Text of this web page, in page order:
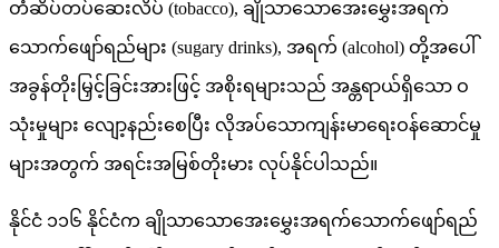
တံဆိပ်တပ်ဆေးလိပ် (tobacco), ချိုသာသောအေးမွှေးအရက်
သောက်ဖျော်ရည်များ (sugary drinks), အရက် (alcohol) တို့အပေါ်
အခွန်တိုးမြှင့်ခြင်းအားဖြင့် အစိုးရများသည် အန္တရာယ်ရှိသော ဝ
သုံးမှုများ လျော့နည်းစေပြီး လိုအပ်သောကျန်းမာရေးဝန်ဆောင်မှု
များအတွက် အရင်းအမြစ်တိုးမား လုပ်နိုင်ပါသည်။
နိုင်ငံ ၁၁၆ နိုင်ငံက ချိုသာသောအေးမွှေးအရက်သောက်ဖျော်ရည်